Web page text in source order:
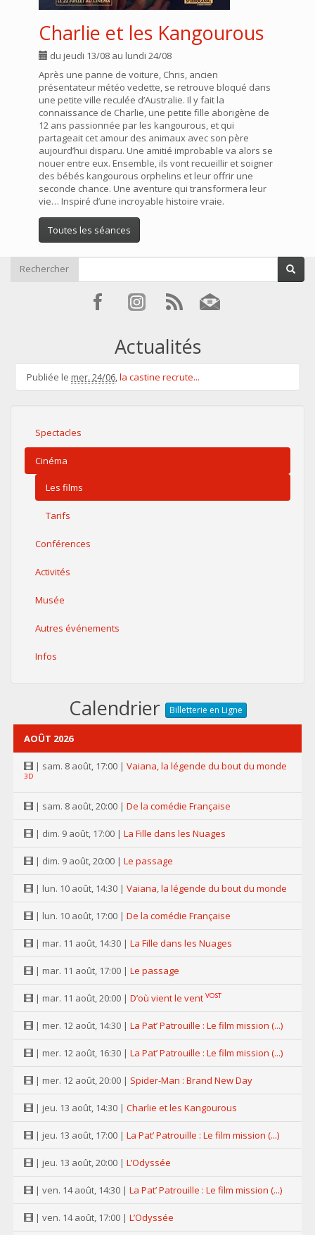
Charlie et les Kangourous
du jeudi 13/08 au lundi 24/08
Après une panne de voiture, Chris, ancien
présentateur météo vedette, se retrouve bloqué dans
une petite ville reculée d’Australie. Il y fait la
connaissance de Charlie, une petite fille aborigène de
12 ans passionnée par les kangourous, et qui
partageait cet amour des animaux avec son père
aujourd’hui disparu. Une amitié improbable va alors se
nouer entre eux. Ensemble, ils vont recueillir et soigner
des bébés kangourous orphelins et leur offrir une
seconde chance. Une aventure qui transformera leur
vie… Inspiré d’une incroyable histoire vraie.
Toutes les séances
Rechercher
Actualités
Publiée le mer. 24/06,la castine recrute...
Spectacles
Cinéma
Les films
Tarifs
Conférences
Activités
Musée
Autres événements
Infos
Calendrier Billetterie en Ligne
AOÛT 2026
| sam. 8 août, 17:00 | Vaiana, la légende du bout du monde
3D
| sam. 8 août, 20:00 | De la comédie Française
| dim. 9 août, 17:00 | La Fille dans les Nuages
| dim. 9 août, 20:00 | Le passage
| lun. 10 août, 14:30 | Vaiana, la légende du bout du monde
| lun. 10 août, 17:00 | De la comédie Française
| mar. 11 août, 14:30 | La Fille dans les Nuages
| mar. 11 août, 17:00 | Le passage
| mar. 11 août, 20:00 | D’où vient le vent VOST
| mer. 12 août, 14:30 | La Pat’ Patrouille : Le film mission (...)
| mer. 12 août, 16:30 | La Pat’ Patrouille : Le film mission (...)
| mer. 12 août, 20:00 | Spider-Man : Brand New Day
| jeu. 13 août, 14:30 | Charlie et les Kangourous
| jeu. 13 août, 17:00 | La Pat’ Patrouille : Le film mission (...)
| jeu. 13 août, 20:00 | L’Odyssée
| ven. 14 août, 14:30 | La Pat’ Patrouille : Le film mission (...)
| ven. 14 août, 17:00 | L’Odyssée